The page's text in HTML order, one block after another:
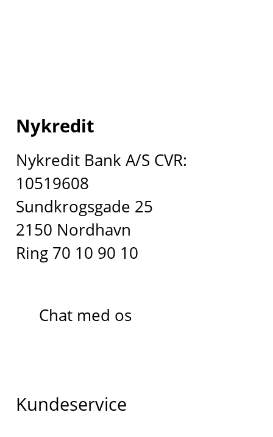
Nykredit
Nykredit Bank A/S CVR:
10519608
Sundkrogsgade 25
2150 Nordhavn
Ring 70 10 90 10
Chat med os
Kundeservice